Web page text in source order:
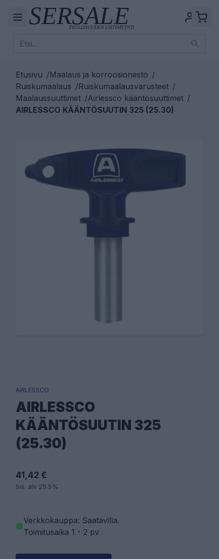
Etusivu /Maalaus ja korroosionesto /
Ruiskumaalaus /Ruiskumaalausvarusteet /
Maalaussuuttimet /Airlessco kääntösuuttimet /
AIRLESSCO KÄÄNTÖSUUTIN 325 (25.30)
AIRLESSCO
AIRLESSCO
KÄÄNTÖSUUTIN 325
(25.30)
41,42 €
Sis. alv 25.5%
Verkkokauppa: Saatavilla.
Toimitusaika 1 - 2 pv